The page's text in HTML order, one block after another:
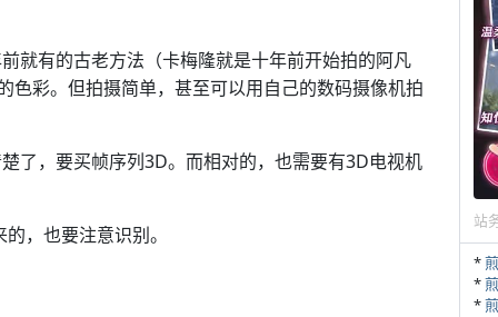
就有的古老方法（卡梅隆就是十年前开始拍的阿凡
色彩。但拍摄简单，甚至可以用自己的数码摄像机拍
了，要买帧序列3D。而相对的，也需要有3D电视机
，也要注意识别。
站
*
*
*